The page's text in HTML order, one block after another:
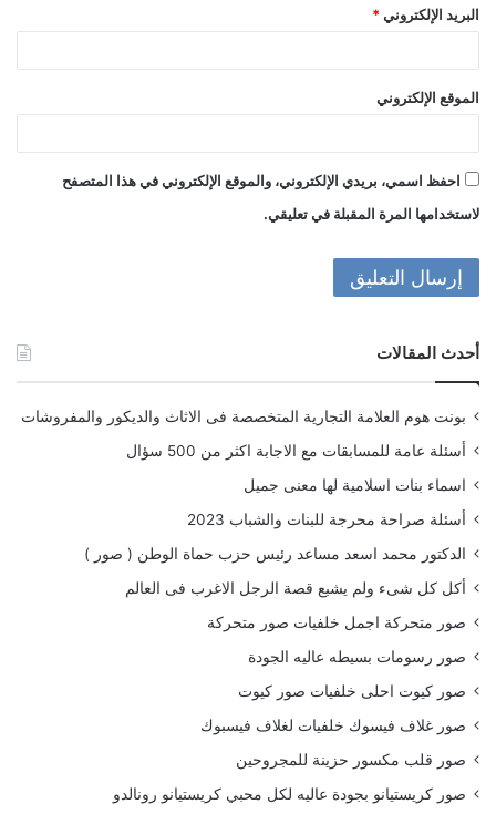
البريد الإلكتروني *
الموقع الإلكتروني
احفظ اسمي، بريدي الإلكتروني، والموقع الإلكتروني في هذا المتصفح
لاستخدامها المرة المقبلة في تعليقي.
أحدث المقالات
بونت هوم العلامة التجارية المتخصصة فى الاثاث والديكور والمفروشات
أسئلة عامة للمسابقات مع الاجابة اكثر من 500 سؤال
اسماء بنات اسلامية لها معنى جميل
أسئلة صراحة محرجة للبنات والشباب 2023
الدكتور محمد اسعد مساعد رئيس حزب حماة الوطن ( صور )
أكل كل شىء ولم يشبع قصة الرجل الاغرب فى العالم
صور متحركة اجمل خلفيات صور متحركة
صور رسومات بسيطه عاليه الجودة
صور كيوت احلى خلفيات صور كيوت
صور غلاف فيسوك خلفيات لغلاف فيسبوك
صور قلب مكسور حزينة للمجروحين
صور كريستيانو بجودة عاليه لكل محبي كريستيانو رونالدو